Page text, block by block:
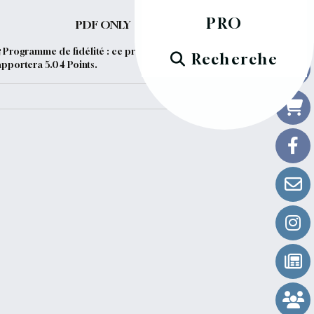
PRO
Recherche
PDF ONLY
Programme de fidélité : ce produit vous
5.04 Points.